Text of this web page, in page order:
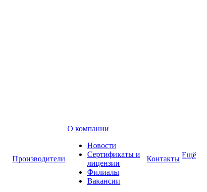
Производители
О компании
Новости
Сертификаты и
лицензии
Филиалы
Вакансии
Контакты Ещё